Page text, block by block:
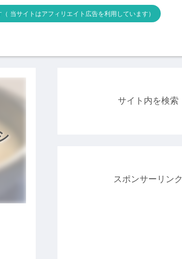
当サイトはアフィリエイト広告を利用しています）
サイト内を検索
スポンサーリンク